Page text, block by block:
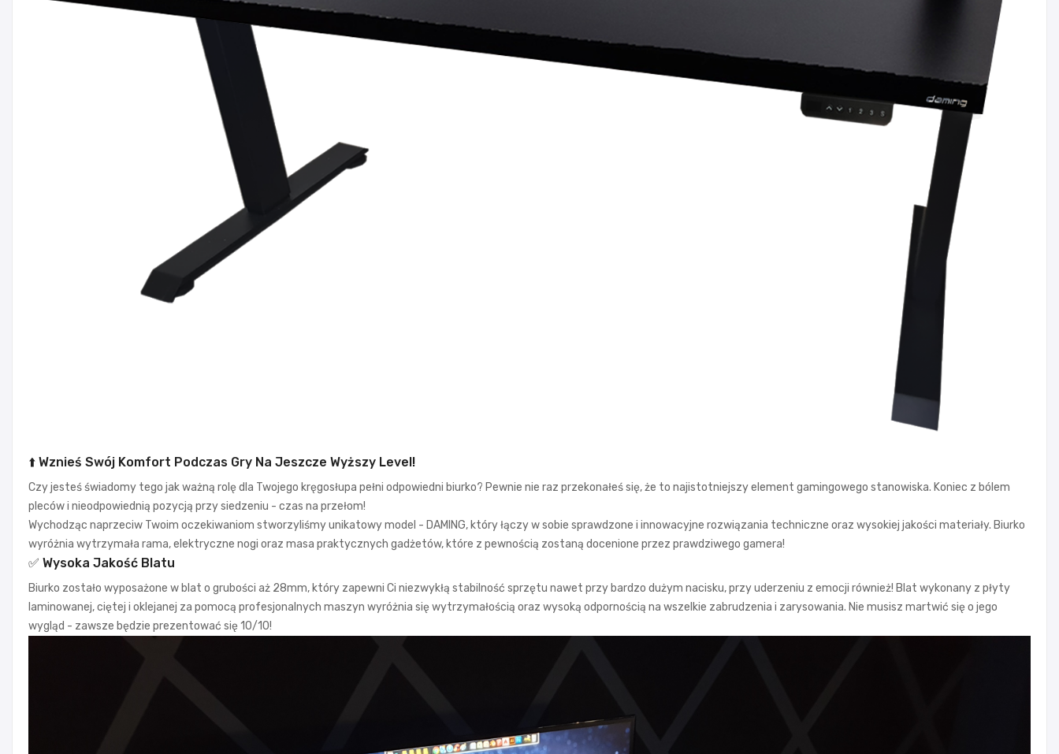
⬆️ Wznieś Swój Komfort Podczas Gry Na Jeszcze Wyższy Level!
Czy jesteś świadomy tego jak ważną rolę dla Twojego kręgosłupa pełni odpowiedni biurko? Pewnie nie raz przekonałeś się, że to najistotniejszy element gamingowego stanowiska. Koniec z bólem
pleców i nieodpowiednią pozycją przy siedzeniu - czas na przełom!
Wychodząc naprzeciw Twoim oczekiwaniom stworzyliśmy unikatowy model - DAMING, który łączy w sobie sprawdzone i innowacyjne rozwiązania techniczne oraz wysokiej jakości materiały. Biurko
wyróżnia wytrzymała rama, elektryczne nogi oraz masa praktycznych gadżetów, które z pewnością zostaną docenione przez prawdziwego gamera!
✅ Wysoka Jakość Blatu
Biurko zostało wyposażone w blat o grubości aż 28mm, który zapewni Ci niezwykłą stabilność sprzętu nawet przy bardzo dużym nacisku, przy uderzeniu z emocji również! Blat wykonany z płyty
laminowanej, ciętej i oklejanej za pomocą profesjonalnych maszyn wyróżnia się wytrzymałością oraz wysoką odpornością na wszelkie zabrudzenia i zarysowania. Nie musisz martwić się o jego
wygląd - zawsze będzie prezentować się 10/10!